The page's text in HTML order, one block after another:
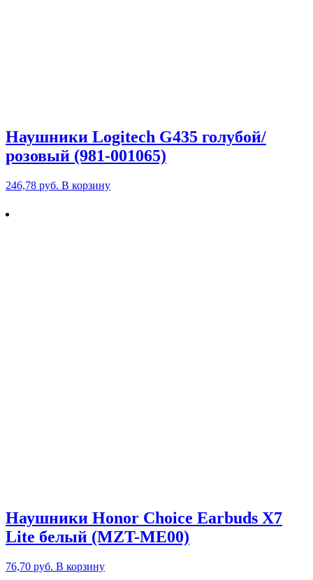
Наушники Logitech G435 голубой/
розовый (981-001065)
246,78 руб. В корзину
Наушники Honor Choice Earbuds X7
Lite белый (MZT-ME00)
76,70 руб. В корзину